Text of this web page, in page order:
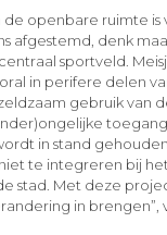
de openbare ruimte is
afgestemd, denk
sportveld.
in perifere delen
gebruik van
in stand
te integreren bij
stad. Met deze
in brengen”,